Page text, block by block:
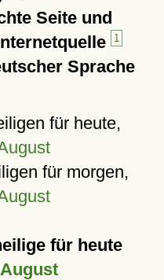
Seite und
1
Sprache
für heute,
für morgen,
für heute